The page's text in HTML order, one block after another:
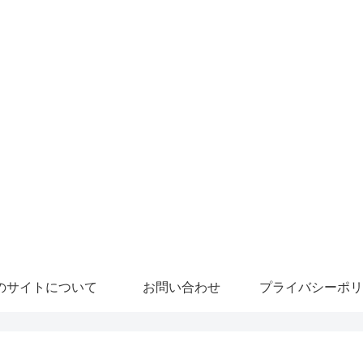
サイトについて お問い合わせ プライバシーポ